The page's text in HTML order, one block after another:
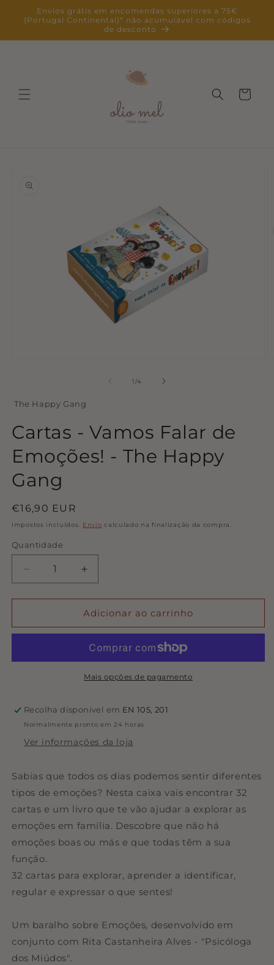
para o
conteúdo
Envios grátis em encomendas superiores a 75€
(Portugal Continental)* não acumulável com códigos
de desconto
Carrinho
informação
em
modal
1/de
4
The Happy Gang
Cartas - Vamos Falar de
Emoções! - The Happy
Gang
Preço
normal
€16,90 EUR
Impostos incluídos. Envio calculado na finalização da compra.
Quantidade
Quantidade
Diminuir
a
quantidade
Cartas
Falar
The
Happy
Gang
Aumentar
a
quantidade
de
Cartas
Vamos
Falar
de
The
Happy
Gang
Adicionar ao carrinho
Mais opções de pagamento
Recolha disponível em EN 105, 201
Normalmente pronto em 24 horas
Ver informações da loja
Sabias que todos os dias podemos sentir diferentes
tipos de emoções? Nesta caixa vais encontrar 32
cartas e um livro que te vão ajudar a explorar as
emoções em família. Descobre que não há
emoções boas ou más e que todas têm a sua
função.
32 cartas para explorar, aprender a identificar,
regular e expressar o que sentes!
Um baralho sobre Emoções, desenvolvido em
conjunto com Rita Castanheira Alves - "Psicóloga
dos Miúdos".